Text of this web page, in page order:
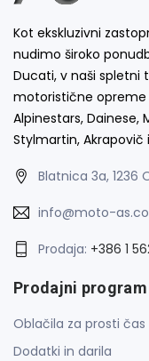
Kot ekskluzivni
nudimo široko
Ducati, v naši spletni
motoristične opreme
Alpinestars, Dainese,
Stylmartin, Akrapovič
Blatnica 3a, 1236
info@moto-
Prodaja: +386 1
Prodajni program
Oblačila za prosti čas
Dodatki in darila